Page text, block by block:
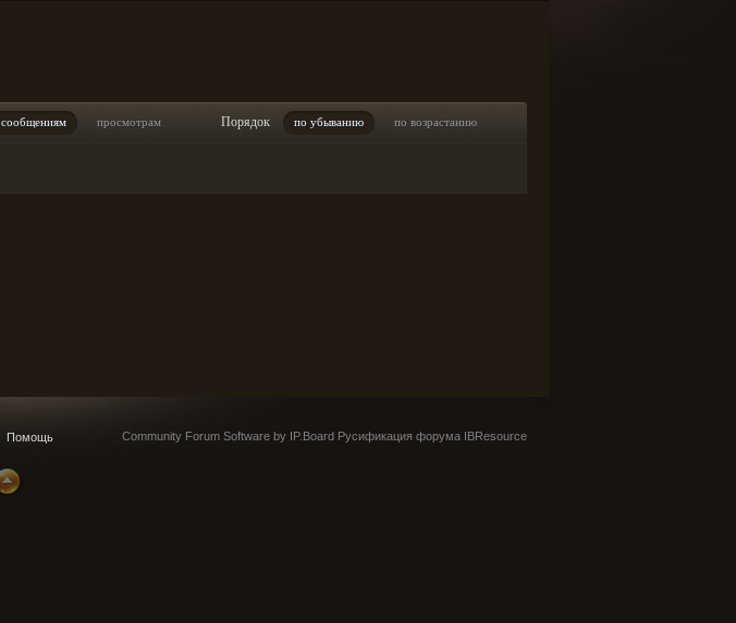
сообщениям просмотрам Порядок по убыванию по возрастанию
Помощь Community Forum Software by IP.Board Русификация форума IBResource